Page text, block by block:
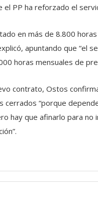
el PP ha reforzado el
en más de 8.800
apuntando que “el
horas mensuales de
contrato, Ostos
cerrados “porque
hay que afinarlo para no